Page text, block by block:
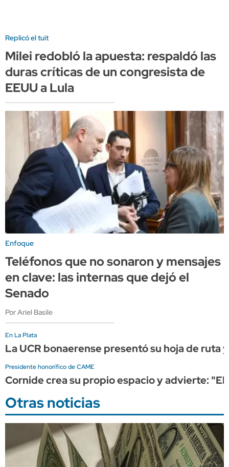
Replicó el tuit
Milei redobló la apuesta: respaldó las
duras críticas de un congresista de
EEUU a Lula
Enfoque
Teléfonos que no sonaron y mensajes
en clave: las internas que dejó el
Senado
Por Ariel Basile
En La Plata
La UCR bonaerense presentó su hoja de ruta
Presidente honorífico de CAME
Cornide crea su propio espacio y advierte:
Otras noticias